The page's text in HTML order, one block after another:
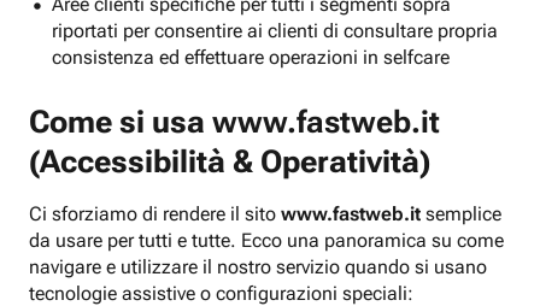
riportati per consentire ai clienti di consultare propria
consistenza ed effettuare operazioni in selfcare
Come si usa www.fastweb.it
(Accessibilità & Operatività)
Ci sforziamo di rendere il sito www.fastweb.it semplice
da usare per tutti e tutte. Ecco una panoramica su come
navigare e utilizzare il nostro servizio quando si usano
tecnologie assistive o configurazioni speciali: